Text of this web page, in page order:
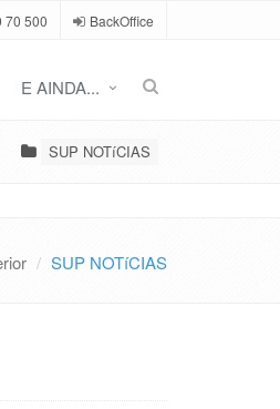
70 500 BackOffice
E AINDA...
SUP NOTíCIAS
SUP NOTíCIAS